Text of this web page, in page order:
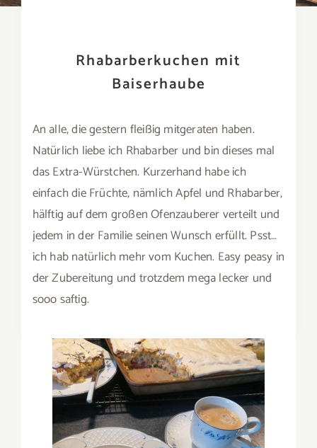
Rhabarberkuchen mit
Baiserhaube
An alle, die gestern fleißig mitgeraten haben.
Natürlich liebe ich Rhabarber und bin dieses mal
das Extra-Würstchen. Kurzerhand habe ich
einfach die Früchte, nämlich Apfel und Rhabarber,
hälftig auf dem großen Ofenzauberer verteilt und
jedem in der Familie seinen Wunsch erfüllt. Psst…
ich hab natürlich mehr vom Kuchen. Easy peasy in
der Zubereitung und trotzdem mega lecker und
sooo saftig.